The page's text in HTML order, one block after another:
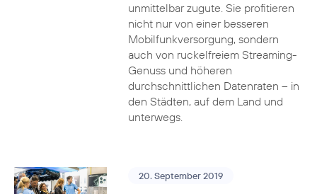
unmittelbar zugute. Sie profitieren
nicht nur von einer besseren
Mobilfunkversorgung, sondern
auch von ruckelfreiem Streaming-
Genuss und höheren
durchschnittlichen Datenraten – in
den Städten, auf dem Land und
unterwegs.
20. September 2019